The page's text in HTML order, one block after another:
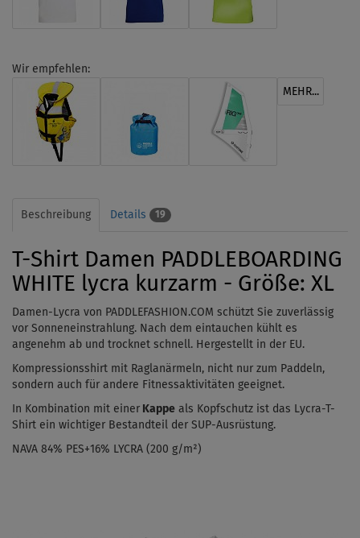
Wir empfehlen:
MEHR...
Beschreibung Details 19
T-Shirt Damen PADDLEBOARDING
WHITE lycra kurzarm - Größe: XL
Damen-Lycra von PADDLEFASHION.COM schützt Sie zuverlässig
vor Sonneneinstrahlung. Nach dem eintauchen kühlt es
angenehm ab und trocknet schnell. Hergestellt in der EU.
Kompressionsshirt mit Raglanärmeln, nicht nur zum Paddeln,
sondern auch für andere Fitnessaktivitäten geeignet.
In Kombination mit einer Kappe als Kopfschutz ist das Lycra-T-
Shirt ein wichtiger Bestandteil der SUP-Ausrüstung.
NAVA 84% PES+16% LYCRA (200 g/m²)